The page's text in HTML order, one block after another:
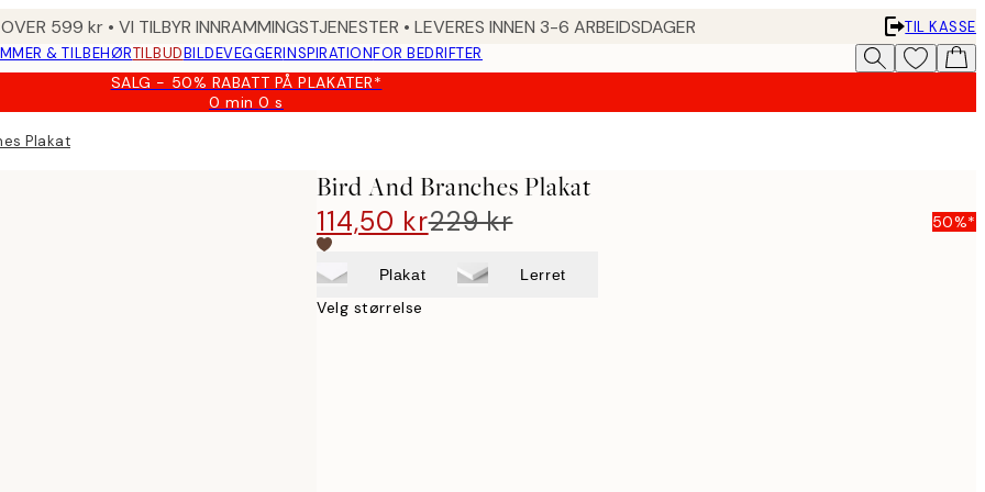
599 kr • VI TILBYR INNRAMMINGSTJENESTER • LEVERES INNEN 3-6 ARBEIDSDAGER
TIL KASSE
& TILBEHØRTILBUDBILDEVEGGERINSPIRATIONFOR BEDRIFTER
SALG - 50% RABATT PÅ PLAKATER*
0 min0 s
Gyldig
Plakat
Bird And Branches Plakat
114,50 kr229 kr 50%*
Plakat Lerret
Velg størrelse